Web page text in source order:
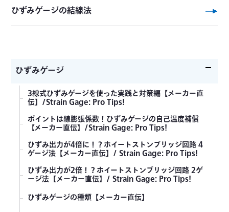
ひずみゲージの結線法
ひずみゲージ
3線式ひずみゲージを使った実践と対策編【メーカー直
伝】/Strain Gage: Pro Tips!
ポイントは線膨張係数！ひずみゲージの自己温度補償
【メーカー直伝】/Strain Gage: Pro Tips!
ひずみ出力が4倍に！？ホイートストンブリッジ回路 4
ゲージ法【メーカー直伝】/ Strain Gage: Pro Tips!
ひずみ出力が2倍！？ホイートストンブリッジ回路 2ゲ
ージ法【メーカー直伝】/ Strain Gage: Pro Tips!
ひずみゲージの種類【メーカー直伝】